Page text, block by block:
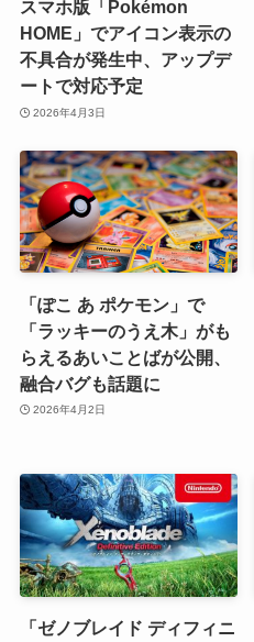
スマホ版「Pokémon
HOME」でアイコン表示の
不具合が発生中、アップデ
ートで対応予定
2026年4月3日
「ぽこ あ ポケモン」で
「ラッキーのうえ木」がも
らえるあいことばが公開、
融合バグも話題に
2026年4月2日
「ゼノブレイド ディフィニ